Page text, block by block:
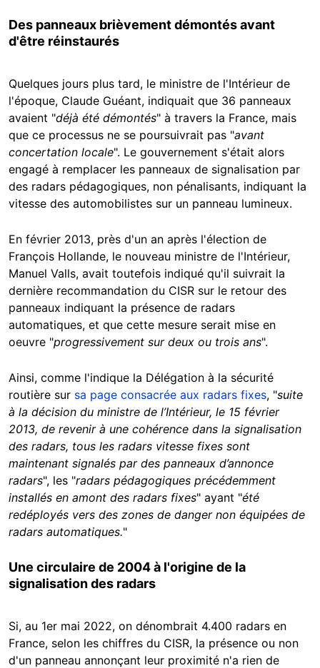
Des panneaux brièvement démontés avant
d'être réinstaurés
Quelques jours plus tard, le ministre de l'Intérieur de
l'époque, Claude Guéant, indiquait que 36 panneaux
avaient "déjà été démontés" à travers la France, mais
que ce processus ne se poursuivrait pas "avant
concertation locale". Le gouvernement s'était alors
engagé à remplacer les panneaux de signalisation par
des radars pédagogiques, non pénalisants, indiquant la
vitesse des automobilistes sur un panneau lumineux.
En février 2013, près d'un an après l'élection de
François Hollande, le nouveau ministre de l'Intérieur,
Manuel Valls, avait toutefois indiqué qu'il suivrait la
dernière recommandation du CISR sur le retour des
panneaux indiquant la présence de radars
automatiques, et que cette mesure serait mise en
oeuvre "progressivement sur deux ou trois ans".
Ainsi, comme l'indique la Délégation à la sécurité
routière sur sa page consacrée aux radars fixes, "suite
à la décision du ministre de l’Intérieur, le 15 février
2013, de revenir à une cohérence dans la signalisation
des radars, tous les radars vitesse fixes sont
maintenant signalés par des panneaux d’annonce
radars", les "radars pédagogiques précédemment
installés en amont des radars fixes" ayant "été
redéployés vers des zones de danger non équipées de
radars automatiques."
Une circulaire de 2004 à l'origine de la
signalisation des radars
Si, au 1er mai 2022, on dénombrait 4.400 radars en
France, selon les chiffres du CISR, la présence ou non
d'un panneau annonçant leur proximité n'a rien de